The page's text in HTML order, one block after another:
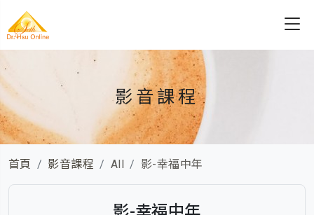
影音課程
首頁 影音課程 All 影-幸福中年